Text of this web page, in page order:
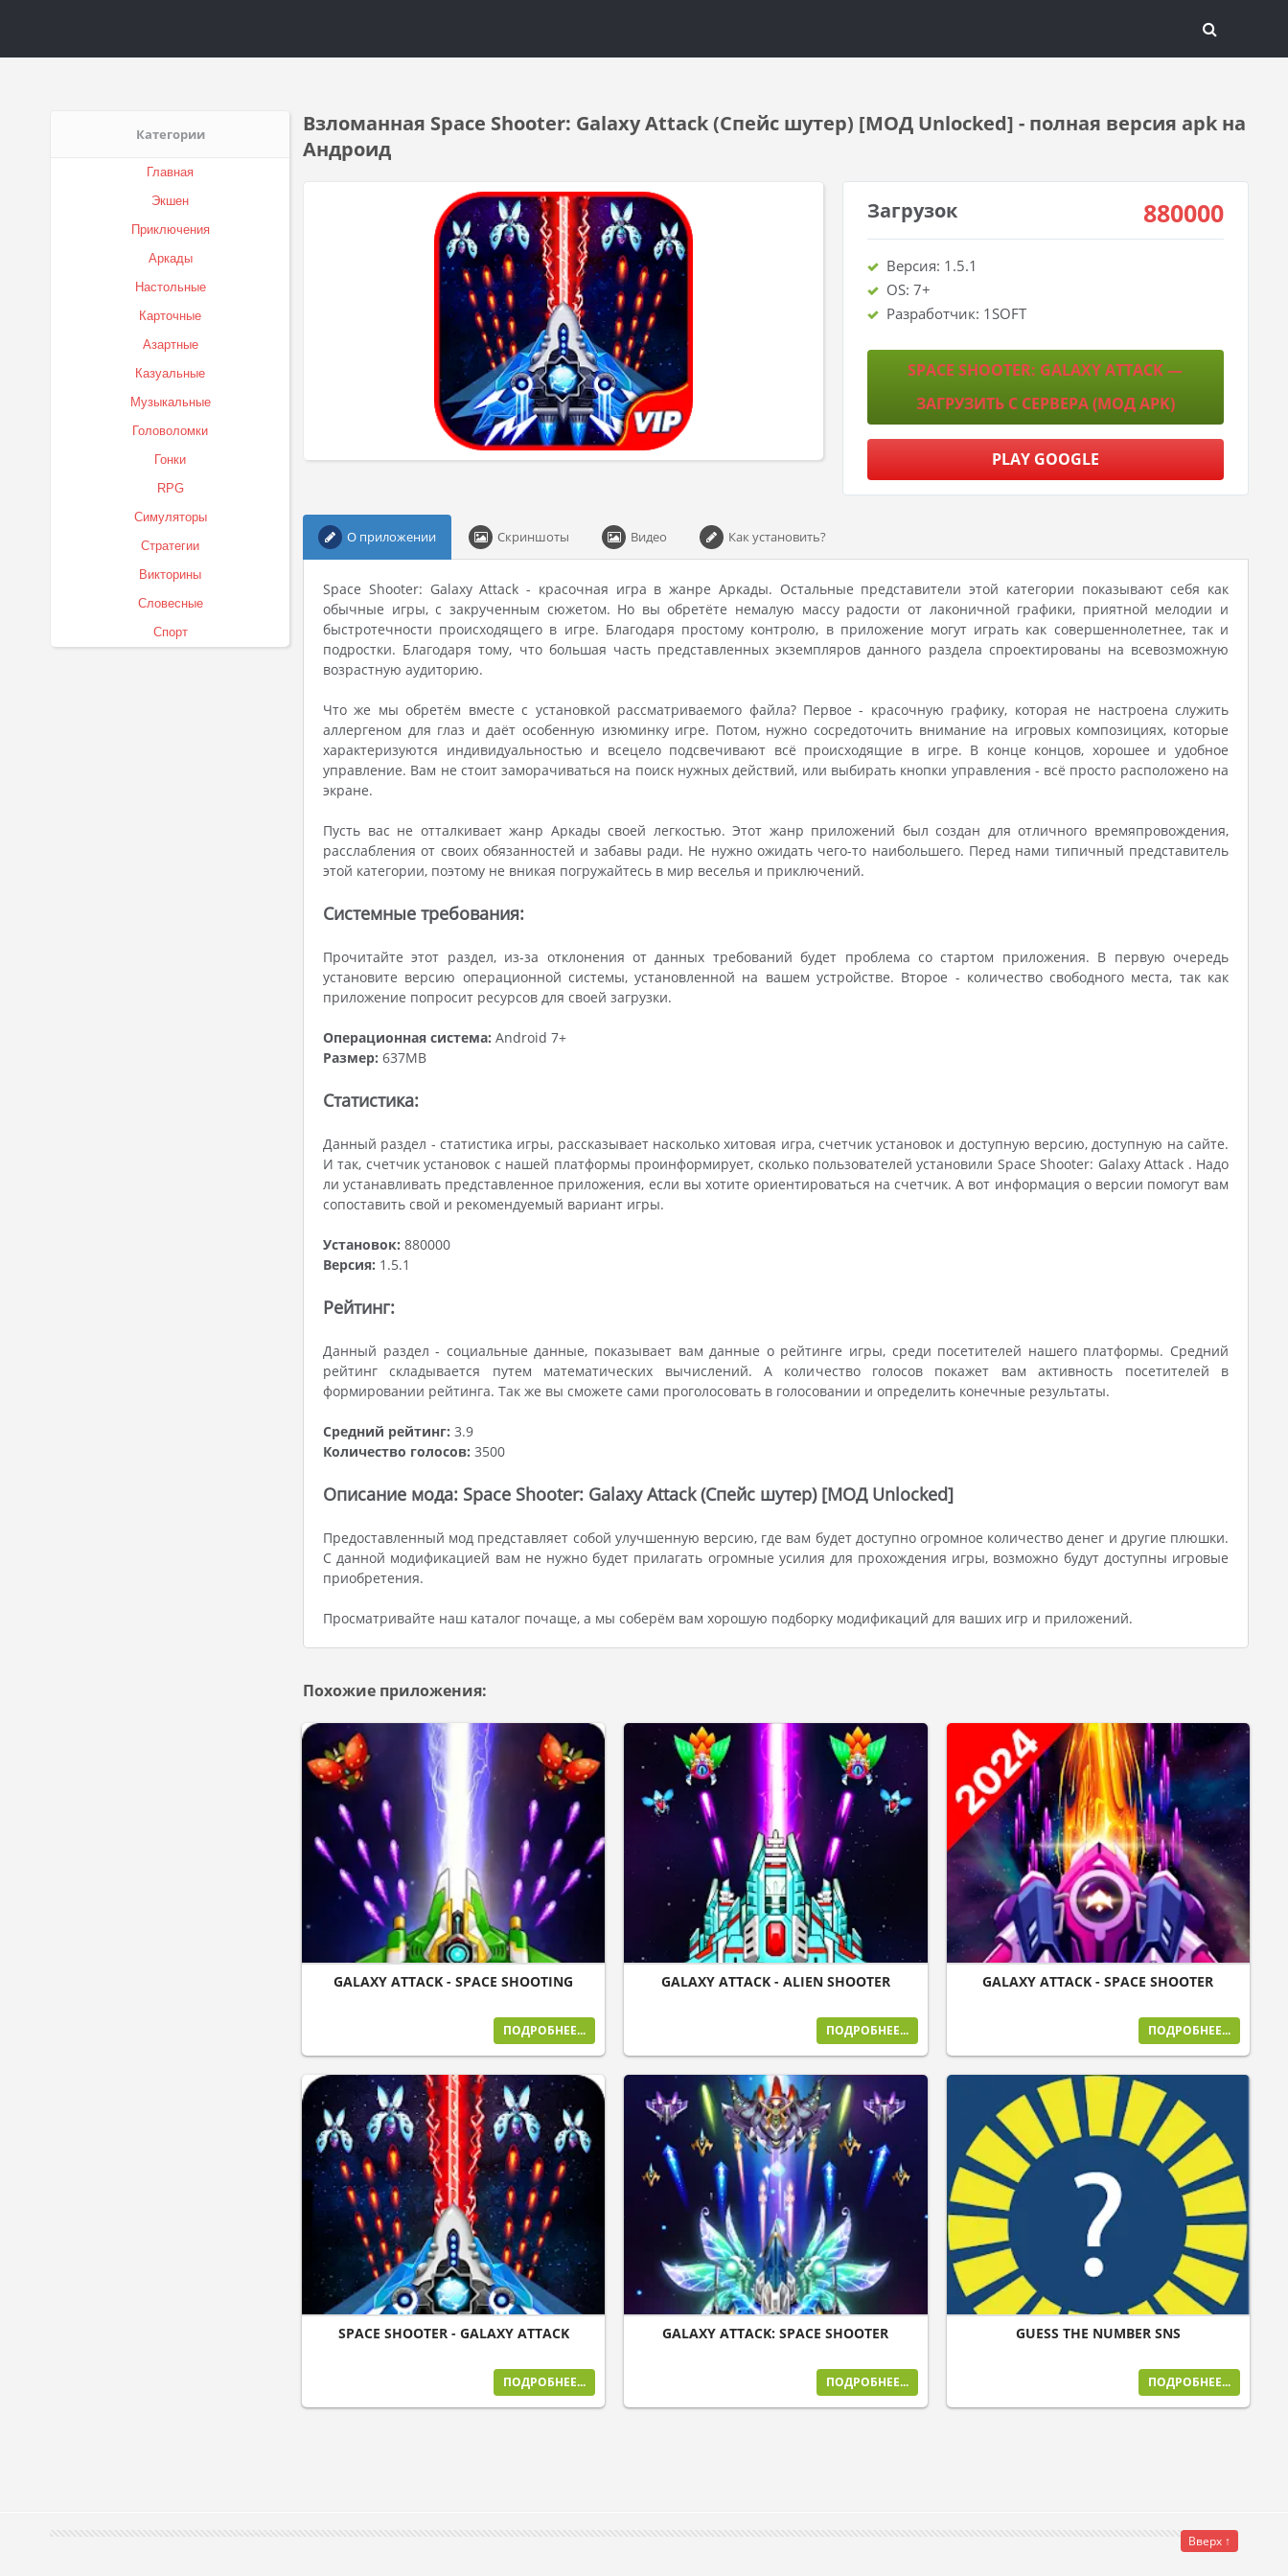
Категории
Главная
Экшен
Приключения
Аркады
Настольные
Карточные
Азартные
Казуальные
Музыкальные
Головоломки
Гонки
RPG
Симуляторы
Стратегии
Викторины
Словесные
Спорт
Взломанная Space Shooter: Galaxy Attack (Спейс шутер) [МОД Unlocked] - полная версия apk на
Андроид
Загрузок 880000
Версия: 1.5.1
OS: 7+
Разработчик: 1SOFT
SPACE SHOOTER: GALAXY ATTACK —
ЗАГРУЗИТЬ С СЕРВЕРА (МОД APK)
PLAY GOOGLE
О приложении Скриншоты Видео Как установить?
Space Shooter: Galaxy Attack - красочная игра в жанре Аркады. Остальные представители этой категории показывают себя как
обычные игры, с закрученным сюжетом. Но вы обретёте немалую массу радости от лаконичной графики, приятной мелодии и
быстротечности происходящего в игре. Благодаря простому контролю, в приложение могут играть как совершеннолетнее, так и
подростки. Благодаря тому, что большая часть представленных экземпляров данного раздела спроектированы на всевозможную
возрастную аудиторию.
Что же мы обретём вместе с установкой рассматриваемого файла? Первое - красочную графику, которая не настроена служить
аллергеном для глаз и даёт особенную изюминку игре. Потом, нужно сосредоточить внимание на игровых композициях, которые
характеризуются индивидуальностью и всецело подсвечивают всё происходящие в игре. В конце концов, хорошее и удобное
управление. Вам не стоит заморачиваться на поиск нужных действий, или выбирать кнопки управления - всё просто расположено на
экране.
Пусть вас не отталкивает жанр Аркады своей легкостью. Этот жанр приложений был создан для отличного времяпровождения,
расслабления от своих обязанностей и забавы ради. Не нужно ожидать чего-то наибольшего. Перед нами типичный представитель
этой категории, поэтому не вникая погружайтесь в мир веселья и приключений.
Системные требования:
Прочитайте этот раздел, из-за отклонения от данных требований будет проблема со стартом приложения. В первую очередь
установите версию операционной системы, установленной на вашем устройстве. Второе - количество свободного места, так как
приложение попросит ресурсов для своей загрузки.
Операционная система: Android 7+
Размер: 637MB
Статистика:
Данный раздел - статистика игры, рассказывает насколько хитовая игра, счетчик установок и доступную версию, доступную на сайте.
И так, счетчик установок с нашей платформы проинформирует, сколько пользователей установили Space Shooter: Galaxy Attack . Надо
ли устанавливать представленное приложения, если вы хотите ориентироваться на счетчик. А вот информация о версии помогут вам
сопоставить свой и рекомендуемый вариант игры.
Установок: 880000
Версия: 1.5.1
Рейтинг:
Данный раздел - социальные данные, показывает вам данные о рейтинге игры, среди посетителей нашего платформы. Средний
рейтинг складывается путем математических вычислений. А количество голосов покажет вам активность посетителей в
формировании рейтинга. Так же вы сможете сами проголосовать в голосовании и определить конечные результаты.
Средний рейтинг: 3.9
Количество голосов: 3500
Описание мода: Space Shooter: Galaxy Attack (Спейс шутер) [МОД Unlocked]
Предоставленный мод представляет собой улучшенную версию, где вам будет доступно огромное количество денег и другие плюшки.
С данной модификацией вам не нужно будет прилагать огромные усилия для прохождения игры, возможно будут доступны игровые
приобретения.
Просматривайте наш каталог почаще, а мы соберём вам хорошую подборку модификаций для ваших игр и приложений.
Похожие приложения:
GALAXY ATTACK - SPACE SHOOTING
ПОДРОБНЕЕ...
GALAXY ATTACK - ALIEN SHOOTER
ПОДРОБНЕЕ...
GALAXY ATTACK - SPACE SHOOTER
ПОДРОБНЕЕ...
SPACE SHOOTER - GALAXY ATTACK
ПОДРОБНЕЕ...
GALAXY ATTACK: SPACE SHOOTER
ПОДРОБНЕЕ...
GUESS THE NUMBER SNS
ПОДРОБНЕЕ...
Вверх ↑